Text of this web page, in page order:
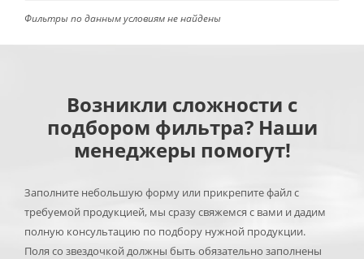
Фильтры по данным условиям не найдены
Возникли сложности с
подбором фильтра? Наши
менеджеры помогут!
Заполните небольшую форму или прикрепите файл с
требуемой продукцией, мы сразу свяжемся с вами и дадим
полную консультацию по подбору нужной продукции.
Поля со звездочкой должны быть обязательно заполнены